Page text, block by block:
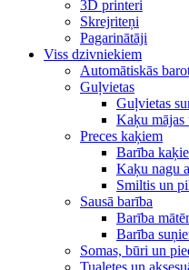
3D printeri
Skrejriteņi
Pagarinātāji
Viss dzivniekiem
Automātiskās
Guļvietas
Guļvietas
Kaķu mājas
Preces kaķiem
Barība
Kaķu nagu
Smiltis un
Sausā barība
Barība
Barība
Somas, būri un
Tualetes un